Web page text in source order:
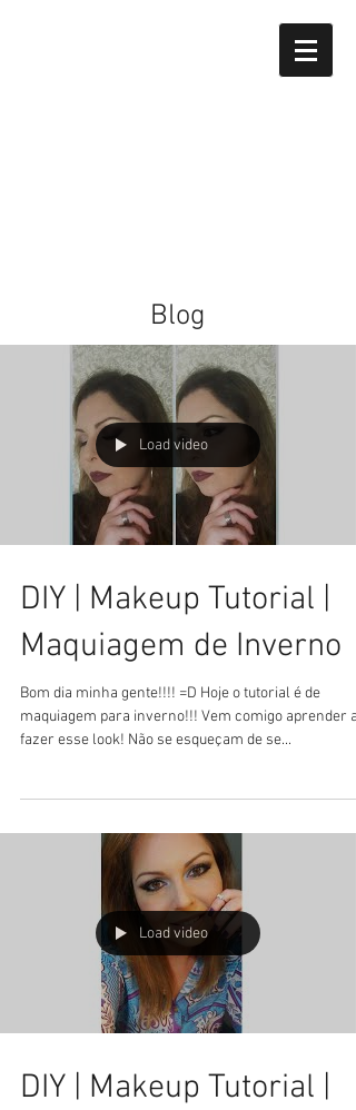
Blog
Load video
DIY | Makeup Tutorial |
Maquiagem de Inverno
Bom dia minha gente!!!! =D Hoje o tutorial é de
maquiagem para inverno!!! Vem comigo aprender a
fazer esse look! Não se esqueçam de se...
Load video
DIY | Makeup Tutorial |